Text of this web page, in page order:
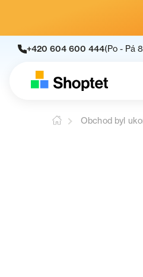
+420 604 600 444(Po - Pá
Obchod byl